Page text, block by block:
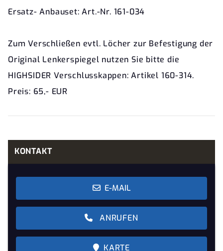
Ersatz- Anbauset: Art.-Nr. 161-034
Zum Verschließen evtl. Löcher zur Befestigung der
Original Lenkerspiegel nutzen Sie bitte die
HIGHSIDER Verschlusskappen: Artikel 160-314.
Preis: 65,- EUR
KONTAKT
E-MAIL
ANRUFEN
KARTE